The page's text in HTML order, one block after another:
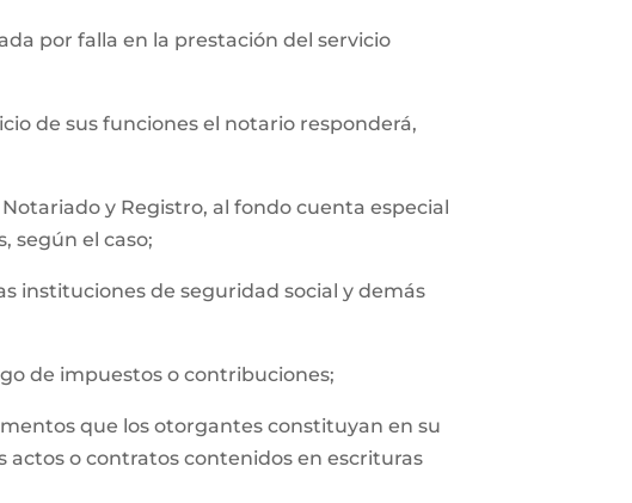
por falla en la prestación del servicio
de sus funciones el notario responderá,
y Registro, al fondo cuenta especial
según el caso;
instituciones de seguridad social y demás
de impuestos o contribuciones;
que los otorgantes constituyan en su
o contratos contenidos en escrituras